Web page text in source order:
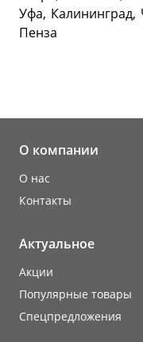
Уфа,
Пенза
О компании
О нас
Контакты
Актуальное
Акции
Популярные товары
Cпецпредложения